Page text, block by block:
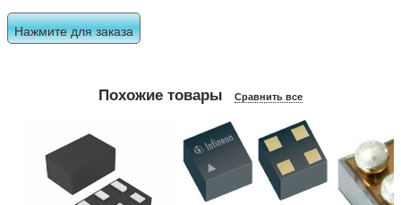
Нажмите для заказа
Похожие товары Сравнить все